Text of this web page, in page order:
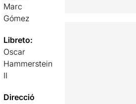
Marc
Gómez
Libreto:
Oscar
Hammerstein
II
Direcció